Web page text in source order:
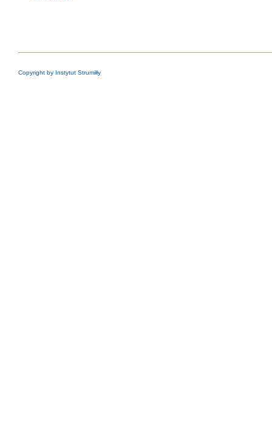
Copyright by Instytut Strumiłły